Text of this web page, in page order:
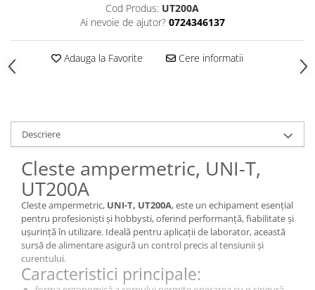
Cod Produs: UT200A
Ai nevoie de ajutor? 0724346137
Adauga la Favorite Cere informatii
Descriere
Cleste ampermetric, UNI-T,
UT200A
Cleste ampermetric, UNI-T, UT200A, este un echipament esențial
pentru profesioniști și hobbysti, oferind performanță, fiabilitate și
ușurință în utilizare. Ideală pentru aplicații de laborator, această
sursă de alimentare asigură un control precis al tensiunii și
curentului.
Caracteristici principale: